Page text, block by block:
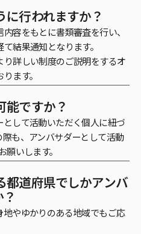
に行われますか？
容をもとに書類審査を行い、
結果通知となります。
詳しい制度のご説明をするオ
ます。
能ですか？
して活動いただく個人に紐づ
も、アンバサダーとして活動
願いします。
都道府県でしかアンバ
やゆかりのある地域でもご応